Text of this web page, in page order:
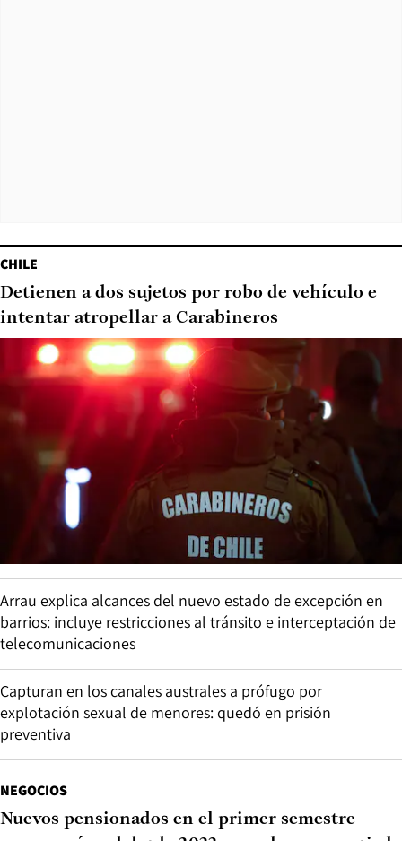
CHILE
Detienen a dos sujetos por robo de vehículo e
intentar atropellar a Carabineros
Arrau explica alcances del nuevo estado de excepción en
barrios: incluye restricciones al tránsito e interceptación de
telecomunicaciones
Capturan en los canales australes a prófugo por
explotación sexual de menores: quedó en prisión
preventiva
NEGOCIOS
Nuevos pensionados en el primer semestre